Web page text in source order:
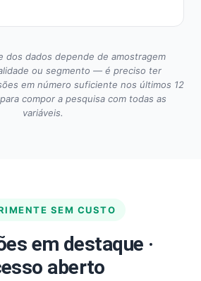
dos dados depende de amostragem
ou segmento — é preciso ter
em número suficiente nos últimos 12
compor a pesquisa com todas as
variáveis.
SEM CUSTO
em destaque ·
aberto